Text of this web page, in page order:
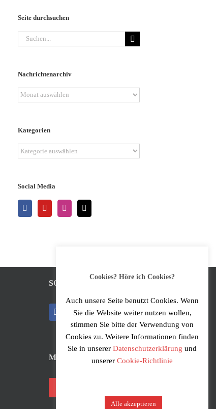
Seite durchsuchen
Suche
nach:
Nachrichtenarchiv
Nachrichtenarchiv
Kategorien
Kategorien
Social Media
SOCIAL MEDIA
MUSIKER*INNEN-LOGIN
Cookies? Höre ich Cookies?
Auch unsere Seite benutzt Cookies. Wenn
Sie die Website weiter nutzen wollen,
stimmen Sie bitte der Verwendung von
Cookies zu. Weitere Informationen finden
Sie in unserer Datenschutzerklärung und
unserer Cookie-Richtlinie
Alle akzeptieren